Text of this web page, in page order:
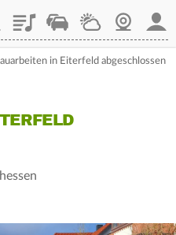
PlaylistStaupilotWetterWebcam
in Eiterfeld abgeschlossen